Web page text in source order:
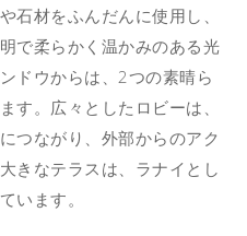
石材をふんだんに使用し、
で柔らかく温かみのある光
ドウからは、2つの素晴ら
す。広々としたロビーは、
つながり、外部からのアク
きなテラスは、ラナイとし
います。